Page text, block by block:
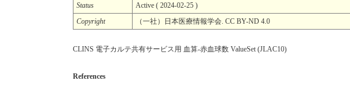
Status
Active ( 2024-02-25 )
Copyright
（一社）日本医療情報学会. CC BY-ND 4.0
CLINS 電子カルテ共有サービス用 血算-赤血球数 ValueSet (JLAC10)
References